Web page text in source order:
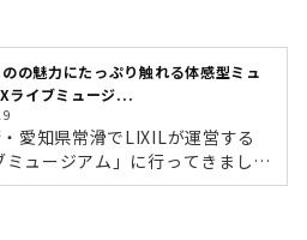
きます。イタリアンレストランも
で、丸1日家族で楽しめるスポ
今回はそんな「INAXライブミュ
徹底レポートします！前編では、
のの魅力にたっぷり触れる体感型ミュ
ライブミュージ...
愛知県常滑でLIXILが運営する
ミュージアム」に行ってきまし
ルややきもの文化に触れること